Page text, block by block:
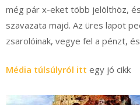
még pár x-eket több jelölthöz,
szavazata majd. Az üres lapot
zsarolóinak, vegye fel a pénzt,
Média túlsúlyról itt egy jó cikk